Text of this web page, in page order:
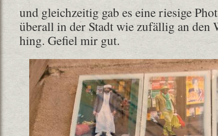
und gleichzeitig gab es eine riesige
überall in der Stadt wie zufällig an den
hing. Gefiel mir gut.